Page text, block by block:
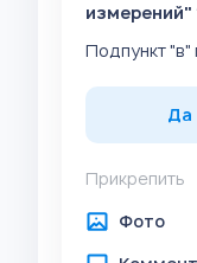
измерений"
Подпункт "в"
Да
Прикрепить
Фото